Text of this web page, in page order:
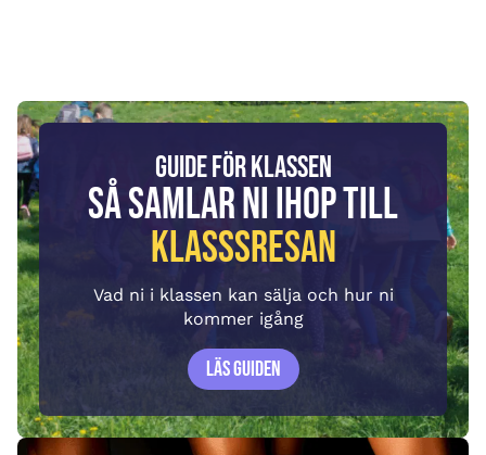
GUIDE FÖR KLASSEN
Så samlar ni ihop till
klasssresan
Vad ni i klassen kan sälja och hur ni
kommer igång
Läs guiden